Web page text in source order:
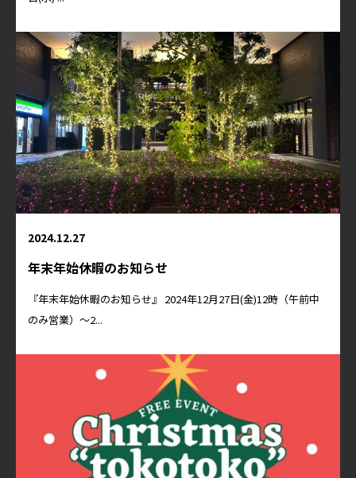
2024.12.27
年末年始休暇のお知らせ
『年末年始休暇のお知らせ』 2024年12月27日(金)12時（午前中
のみ営業）～2...